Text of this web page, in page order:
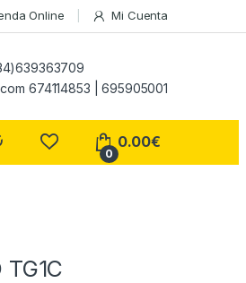
Online Mi Cuenta
674114853 | 695905001
0
0.00€